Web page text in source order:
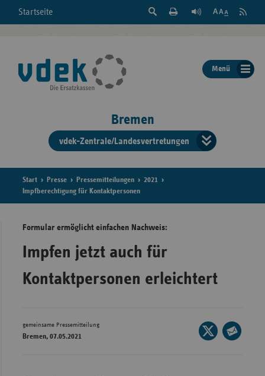
Startseite
Suche
der
Seite
Feed
Menü
Bremen
vdek-Zentrale/Landesvertretungen
der
Start Presse Pressemitteilungen
2021
Impfberechtigung für Kontaktpersonen
Formular ermöglicht einfachen Nachweis:
Impfen jetzt auch für
Kontaktpersonen erleichtert
gemeinsame Pressemitteilung
Bremen, 07.05.2021
Seite
auf